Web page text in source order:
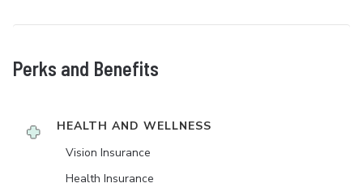
Perks and Benefits
HEALTH AND WELLNESS
Vision Insurance
Health Insurance